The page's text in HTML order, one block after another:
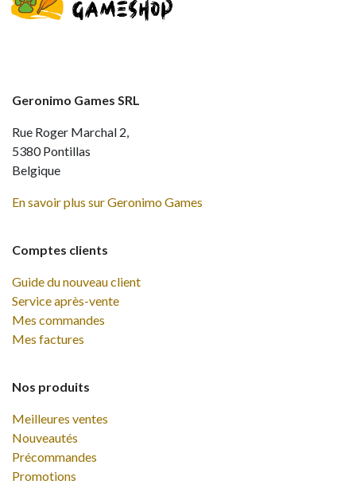
Comptes clients
Guide du nouveau client
Service après-vente
Mes commandes
Mes factures
Nos produits
Meilleures ventes
Nouveautés
Précommandes
Promotions
Geronimo Games SRL
Rue Roger Marchal 2,
5380 Pontillas
Belgique
En savoir plus sur Geronimo Games